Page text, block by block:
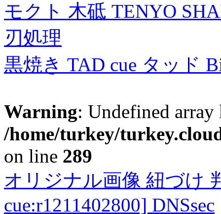
モクト 木砥 TENYO
刃処理
黒焼き TAD cue タッド
Warning: Undefined
/home/turkey/
on line 289
オリジナル画像 紐づけ
cue:r1211402800] DNSsec